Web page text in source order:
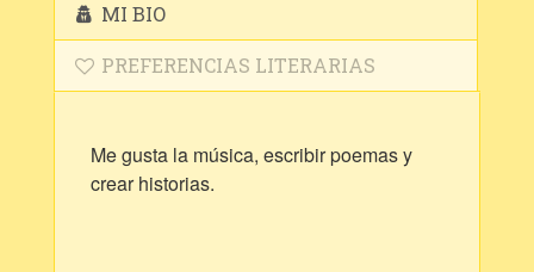
MI BIO
PREFERENCIAS LITERARIAS
Me gusta la música, escribir poemas y
crear historias.